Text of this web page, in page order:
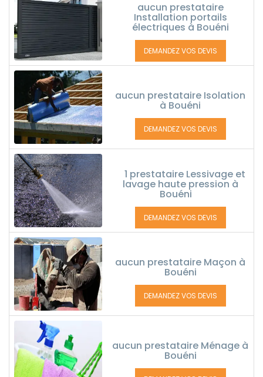
aucun prestataire
Installation portails
électriques à Bouéni
DEMANDEZ VOS DEVIS
aucun prestataire Isolation
à Bouéni
DEMANDEZ VOS DEVIS
1 prestataire Lessivage et
lavage haute pression à
Bouéni
DEMANDEZ VOS DEVIS
aucun prestataire Maçon à
Bouéni
DEMANDEZ VOS DEVIS
aucun prestataire Ménage à
Bouéni